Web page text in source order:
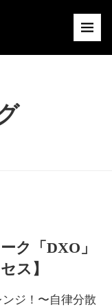
ク「DXO」
セス】
ジ！〜自律分散